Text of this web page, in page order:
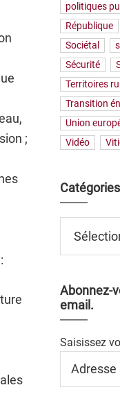
;
politiques
République
Sociétal
Sécurité
Territoires
Transition
Union
Vidéo
Catégories
Abonnez-
email.
Saisissez
Email